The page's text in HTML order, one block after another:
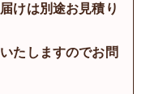
けは別途お見積り
たしますのでお問